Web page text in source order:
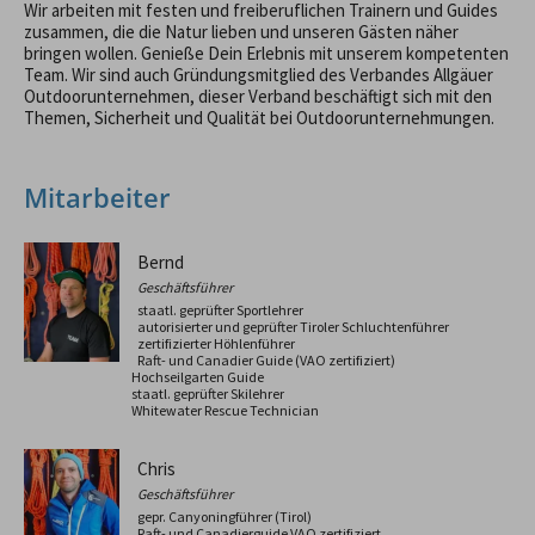
Wir arbeiten mit festen und freiberuflichen Trainern und Guides
zusammen, die die Natur lieben und unseren Gästen näher
bringen wollen. Genieße Dein Erlebnis mit unserem kompetenten
Team. Wir sind auch Gründungsmitglied des Verbandes Allgäuer
Outdoorunternehmen, dieser Verband beschäftigt sich mit den
Themen, Sicherheit und Qualität bei Outdoorunternehmungen.
Mitarbeiter
Bernd
Geschäftsführer
staatl. geprüfter Sportlehrer
autorisierter und geprüfter Tiroler Schluchtenführer
zertifizierter Höhlenführer
Raft- und Canadier Guide (VAO zertifiziert)
Hochseilgarten Guide
staatl. geprüfter Skilehrer
Whitewater Rescue Technician
Chris
Geschäftsführer
gepr. Canyoningführer (Tirol)